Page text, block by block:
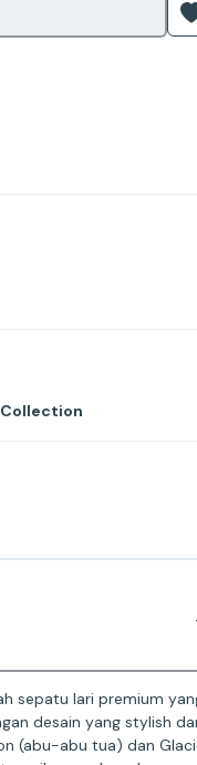
sepatu lari premium
desain yang stylish
(abu-abu tua) dan